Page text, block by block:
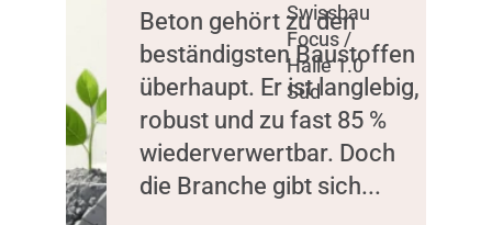
Beton gehört zu den
beständigsten Baustoffen
überhaupt. Er ist langlebig,
robust und zu fast 85 %
wiederverwertbar. Doch
die Branche gibt sich...
Swissbau
Focus /
Halle 1.0
Süd